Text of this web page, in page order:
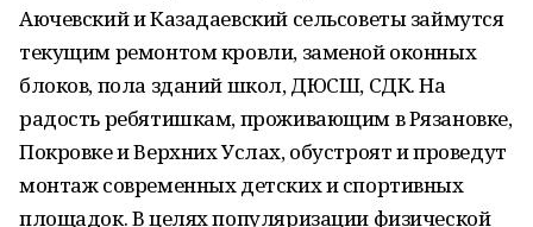
Аючевский и Казадаевский сельсоветы займутся
текущим ремонтом кровли, заменой оконных
блоков, пола зданий школ, ДЮСШ, СДК. На
радость ребятишкам, проживающим в Рязановке,
Покровке и Верхних Услах, обустроят и проведут
монтаж современных детских и спортивных
площадок. В целях популяризации физической